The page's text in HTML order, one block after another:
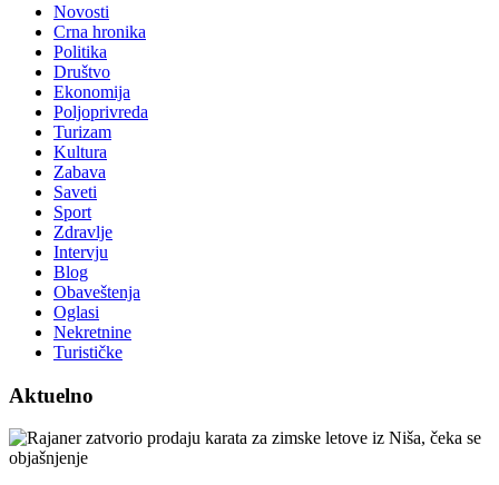
Novosti
Crna hronika
Politika
Društvo
Ekonomija
Poljoprivreda
Turizam
Kultura
Zabava
Saveti
Sport
Zdravlje
Intervju
Blog
Obaveštenja
Oglasi
Nekretnine
Turističke
Aktuelno